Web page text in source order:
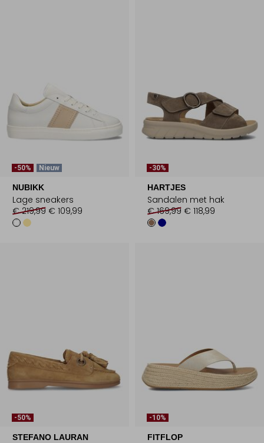
-50% Nieuw
NUBIKK
Lage sneakers
€ 219,99 € 109,99
-30%
HARTJES
Sandalen met hak
€ 169,99 € 118,99
-50%
STEFANO LAURAN
-10%
FITFLOP